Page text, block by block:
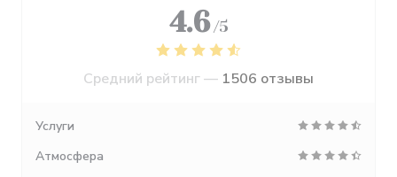
4.6 /5
Средний рейтинг — 1506 отзывы
Услуги
Атмосфера